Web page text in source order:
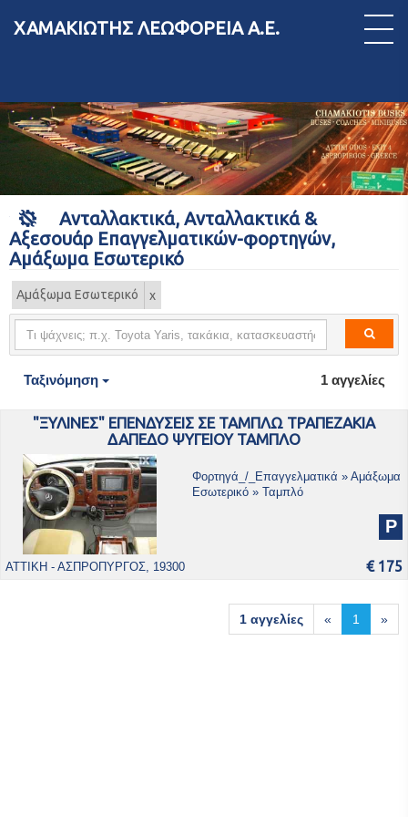
ΧΑΜΑΚΙΩΤΗΣ ΛΕΩΦΟΡΕΙΑ Α.Ε.
Ανταλλακτικά, Ανταλλακτικά &
Αξεσουάρ Επαγγελματικών-φορτηγών,
Αμάξωμα Εσωτερικό
Αμάξωμα Εσωτερικό
Ταξινόμηση 1 αγγελίες
"ΞΥΛΙΝΕΣ" ΕΠΕΝΔΥΣΕΙΣ ΣΕ ΤΑΜΠΛΩ ΤΡΑΠΕΖΑΚΙΑ
ΔΑΠΕΔΟ ΨΥΓΕΙΟΥ ΤΑΜΠΛΟ
Φορτηγά_/_Επαγγελματικά » Αμάξωμα
Εσωτερικό » Ταμπλό
P
ΑΤΤΙΚΗ - ΑΣΠΡΟΠΥΡΓΟΣ, 19300 € 175
1 αγγελίες « 1 »